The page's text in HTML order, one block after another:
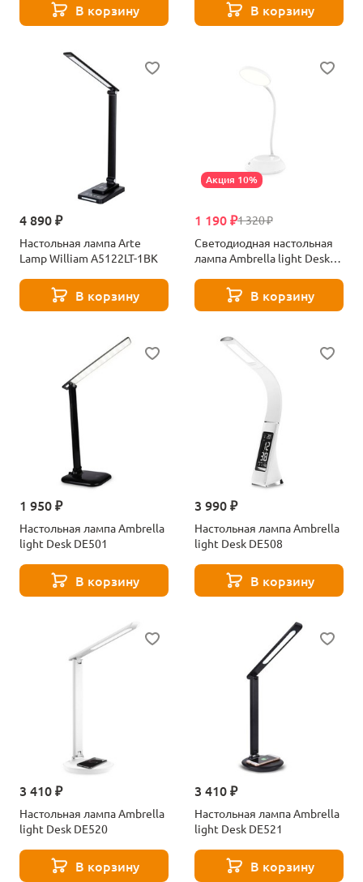
В корзину В корзину
4 890 ₽
Настольная лампа Arte
Lamp William A5122LT-1BK
В корзину
Акция 10%
1 320 ₽
1 190 ₽
Светодиодная настольная
лампа Ambrella light Desk
В корзину
1 950 ₽
Настольная лампа Ambrella
light Desk DE501
В корзину
3 990 ₽
Настольная лампа Ambrella
light Desk DE508
В корзину
3 410 ₽
Настольная лампа Ambrella
light Desk DE520
В корзину
3 410 ₽
Настольная лампа Ambrella
light Desk DE521
В корзину